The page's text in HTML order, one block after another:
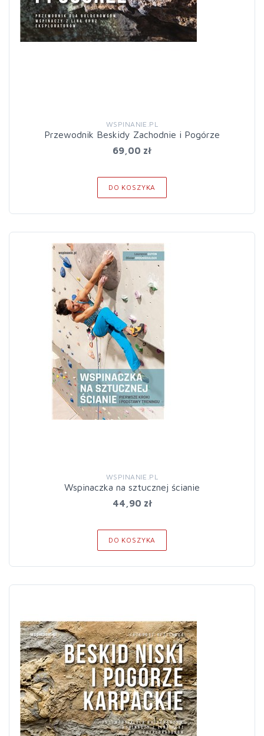
WSPINANIE.PL
Przewodnik Beskidy Zachodnie i Pogórze
69,00 zł
DO KOSZYKA
WSPINANIE.PL
Wspinaczka na sztucznej ścianie
44,90 zł
DO KOSZYKA